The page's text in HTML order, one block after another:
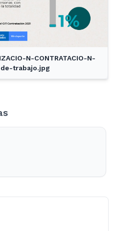
N-CONTRATACIO-N-
trabajo.jpg